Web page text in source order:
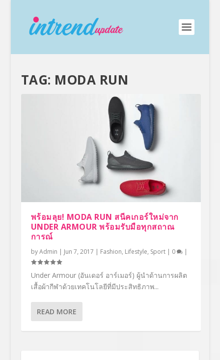
TAG: MODA RUN
พร้อมลุย! MODA RUN สนีคเกอร์ใหม่จาก
UNDER ARMOUR พร้อมรับมือทุกสถาณ
การณ์
byAdmin | Jun 7, 2017 | Fashion, Lifestyle, Sport| 0 |
Under Armour (อันเดอร์ อาร์เมอร์) ผู้นำด้านการผลิต
เสื้อผ้ากีฬาด้วยเทคโนโลยีที่มีประสิทธิภาพ...
READ MORE